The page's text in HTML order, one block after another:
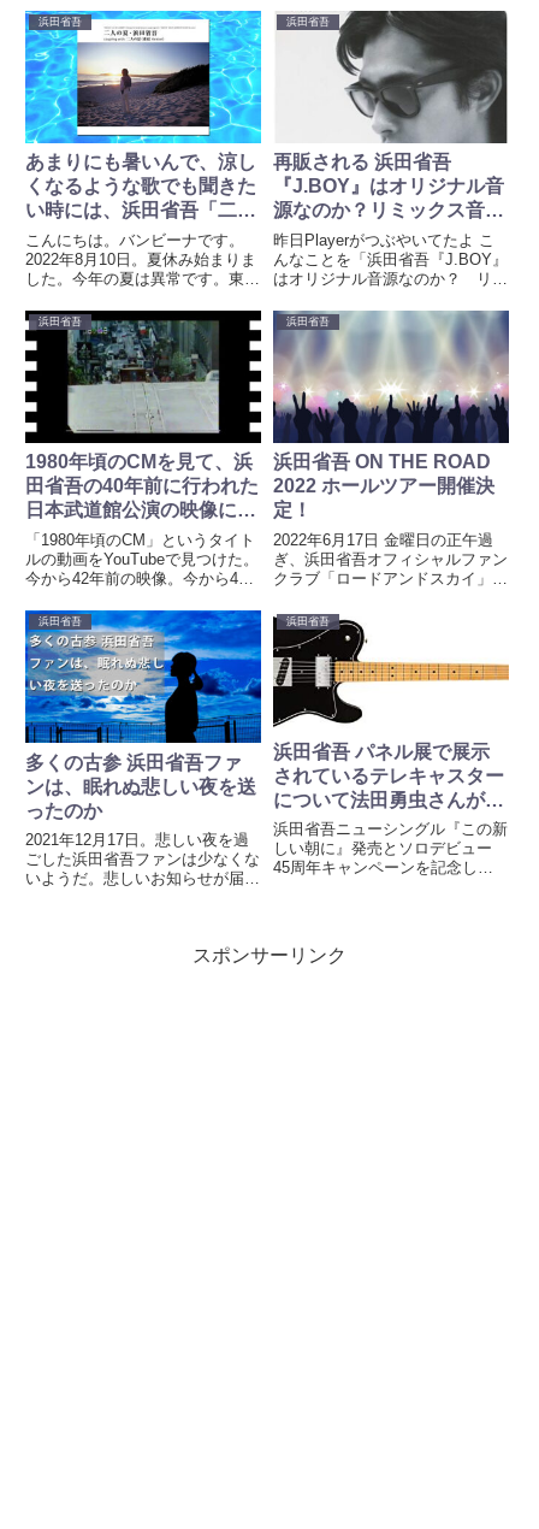
浜田省吾
あまりにも暑いんで、涼し
くなるような歌でも聞きた
い時には、浜田省吾「二人
の夏」がおすすめ
こんにちは。バンビーナです。
2022年8月10日。夏休み始まりま
した。今年の夏は異常です。東京
この先1週間以上も猛暑日が続き
ます。しかも、最低気温が高い日
が続きます。毎日熱帯夜。こんな
時には、浜田省吾が「あまり...
浜田省吾
再販される 浜田省吾
『J.BOY』はオリジナル音
源なのか？リミックス音源
なのか？
昨日Playerがつぶやいてたよ こ
んなことを「浜田省吾『J.BOY』
はオリジナル音源なのか？ リミ
きりと明記してほしい オリジナ
ル音源でリマスターされているな
ら欲しい」Playerとは、いったい
何者なのか。あ...
浜田省吾
1980年頃のCMを見て、浜
田省吾の40年前に行われた
日本武道館公演の映像に想
いを馳せる
「1980年頃のCM」というタイト
ルの動画をYouTubeで見つけた。
今から42年前の映像。今から42
だろう。もしかすると、懐かしく
思いだすCMがあるかも知れな
い。まだ若かった頃。物心もつか
ない頃。子供の時には...
浜田省吾
浜田省吾 ON THE ROAD
2022 ホールツアー開催決
定！
2022年6月17日 金曜日の正午過
ぎ、浜田省吾オフィシャルファン
クラブ「ロードアンドスカイ」よ
ROAD 2022 Welcome Back to
THE ROCK SHOW “EVE” ホール
ツアー開催決定...
浜田省吾
多くの古参 浜田省吾ファ
ンは、眠れぬ悲しい夜を送
ったのか
2021年12月17日。悲しい夜を過
ごした浜田省吾ファンは少なくな
いようだ。悲しいお知らせが届い
定されている浜田省吾のON THE
浜田省吾
浜田省吾 パネル展で展示
されているテレキャスター
について法田勇虫さんがツ
イート
浜田省吾ニューシングル『この新
しい朝に』発売とソロデビュー
45周年キャンペーンを記念して
ｔｅｒアカウントから、ガラスな
し写真が投稿されました。【#浜
スポンサーリンク